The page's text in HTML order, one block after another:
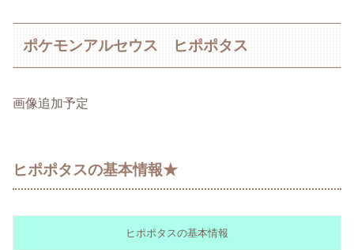
ポケモンアルセウス ヒポポタス
画像追加予定
ヒポポタスの基本情報★
ヒポポタスの基本情報